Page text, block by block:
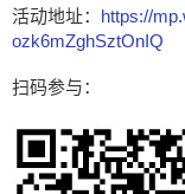
活动地址： https://
ozk6mZghSztOnIQ
扫码参与：